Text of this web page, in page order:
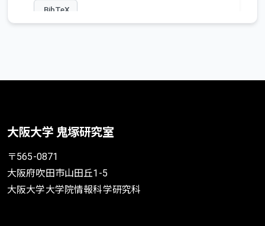
BibTeX
大阪大学 鬼塚研究室
〒565-0871
大阪府吹田市山田丘1-5
大阪大学大学院情報科学研究科